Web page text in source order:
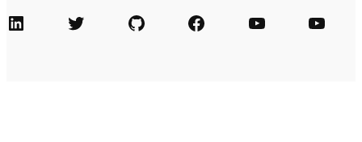
LinkedIn Twitter GitHub Facebook Agile Videos Tech-Videos